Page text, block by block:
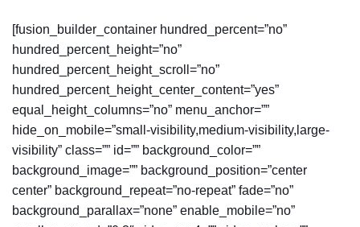
[fusion_builder_container hundred_percent=”no”
hundred_percent_height=”no”
hundred_percent_height_scroll=”no”
hundred_percent_height_center_content=”yes”
equal_height_columns=”no” menu_anchor=””
hide_on_mobile=”small-visibility,medium-visibility,large-
visibility” class=”” id=”” background_color=””
background_image=”” background_position=”center
center” background_repeat=”no-repeat” fade=”no”
background_parallax=”none” enable_mobile=”no”